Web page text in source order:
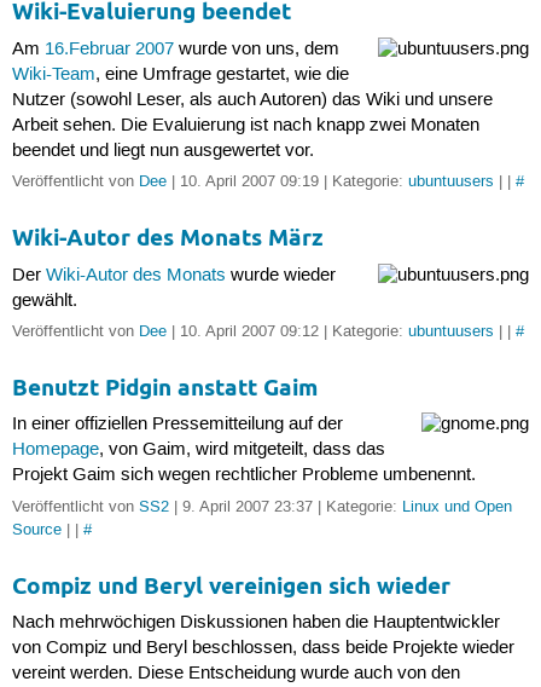
Wiki-Evaluierung beendet
Am 16.Februar 2007wurde von uns, dem
Wiki-Team, eine Umfrage gestartet, wie die
Nutzer (sowohl Leser, als auch Autoren) das Wiki und unsere
Arbeit sehen. Die Evaluierung ist nach knapp zwei Monaten
beendet und liegt nun ausgewertet vor.
Veröffentlicht von Dee| 10. April 2007 09:19 | Kategorie: ubuntuusers | | #
Wiki-Autor des Monats März
Der Wiki-Autor des Monats wurde wieder
gewählt.
Veröffentlicht von Dee| 10. April 2007 09:12 | Kategorie: ubuntuusers | | #
Benutzt Pidgin anstatt Gaim
In einer offiziellen Pressemitteilung auf der
Homepage, von Gaim, wird mitgeteilt, dass das
Projekt Gaim sich wegen rechtlicher Probleme umbenennt.
Veröffentlicht von SS2| 9. April 2007 23:37 | Kategorie: Linux und Open
Source| | #
Compiz und Beryl vereinigen sich wieder
Nach mehrwöchigen Diskussionen haben die Hauptentwickler
von Compiz und Beryl beschlossen, dass beide Projekte wieder
vereint werden. Diese Entscheidung wurde auch von den